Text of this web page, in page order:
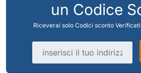
un Codice
Riceverai solo Codici sconto
Indirizzo email